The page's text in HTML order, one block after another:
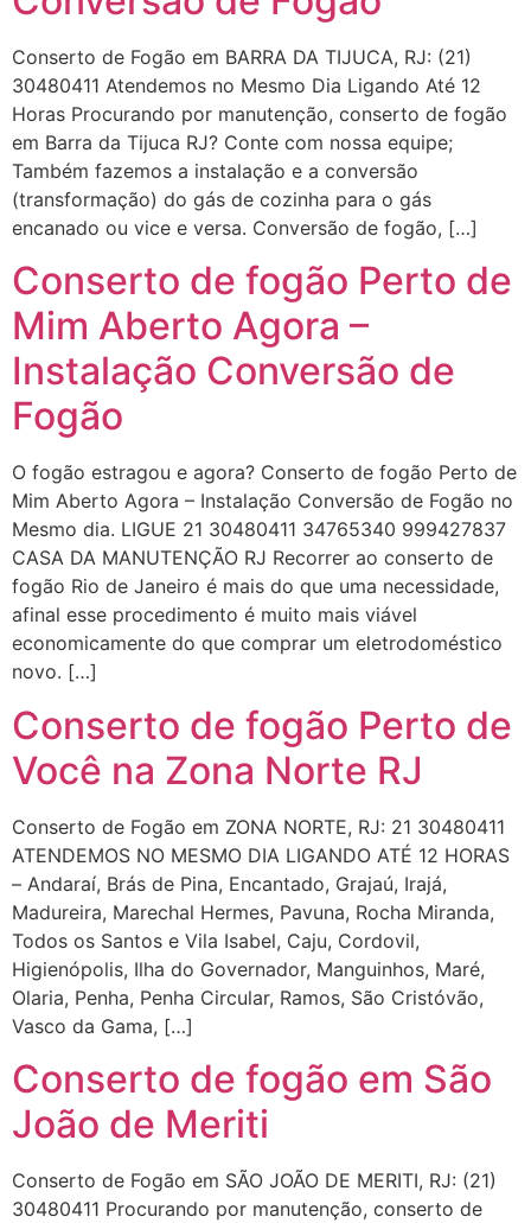
Conserto de Fogão em BARRA DA TIJUCA, RJ: (21)
30480411 Atendemos no Mesmo Dia Ligando Até 12
Horas Procurando por manutenção, conserto de fogão
em Barra da Tijuca RJ? Conte com nossa equipe;
Também fazemos a instalação e a conversão
(transformação) do gás de cozinha para o gás
encanado ou vice e versa. Conversão de fogão, […]
Conserto de fogão Perto de
Mim Aberto Agora –
Instalação Conversão de
Fogão
O fogão estragou e agora? Conserto de fogão Perto de
Mim Aberto Agora – Instalação Conversão de Fogão no
Mesmo dia. LIGUE 21 30480411 34765340 999427837
CASA DA MANUTENÇÃO RJ Recorrer ao conserto de
fogão Rio de Janeiro é mais do que uma necessidade,
afinal esse procedimento é muito mais viável
economicamente do que comprar um eletrodoméstico
novo. […]
Conserto de fogão Perto de
Você na Zona Norte RJ
Conserto de Fogão em ZONA NORTE, RJ: 21 30480411
ATENDEMOS NO MESMO DIA LIGANDO ATÉ 12 HORAS
– Andaraí, Brás de Pina, Encantado, Grajaú, Irajá,
Madureira, Marechal Hermes, Pavuna, Rocha Miranda,
Todos os Santos e Vila Isabel, Caju, Cordovil,
Higienópolis, Ilha do Governador, Manguinhos, Maré,
Olaria, Penha, Penha Circular, Ramos, São Cristóvão,
Vasco da Gama, […]
Conserto de fogão em São
João de Meriti
Conserto de Fogão em SÃO JOÃO DE MERITI, RJ: (21)
30480411 Procurando por manutenção, conserto de